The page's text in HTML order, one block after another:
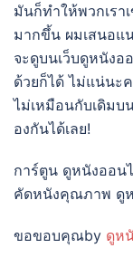
มันก็ทำให้พวกเรา
มากขึ้น ผมเสนอแ
จะดูบนเว็บดูหนังอ
ด้วยก็ได้ ไม่แน่นะ
ไม่เหมือนกับเดิม
องกันได้เลย!
การ์ตูน ดูหนังออน
คัดหนังคุณภาพ ดูห
ขอขอบคุณby ดูห